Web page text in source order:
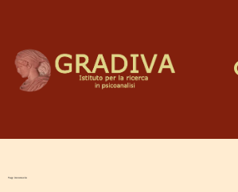
Tag: inconscio